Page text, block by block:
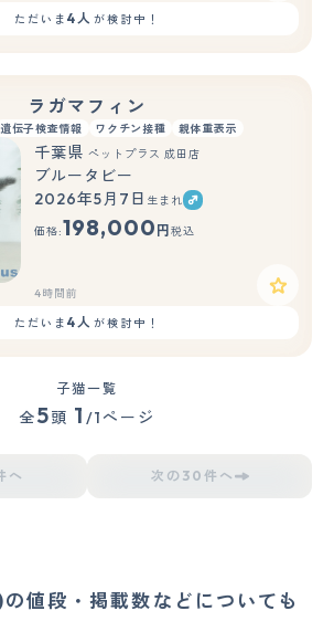
ただいま4人 が検討中！
ラガマフィン
遺伝子検査情報 ワクチン接種 親体重表示
もっと見る
千葉県 ペットプラス 成田店
ブルータビー
2026年5月7日 生まれ
価格:198,000 円 税込
4時間前
ただいま4人 が検討中！
子猫一覧
全5頭 1 /1ページ
へ 次の30件へ
値段・掲載数などについても